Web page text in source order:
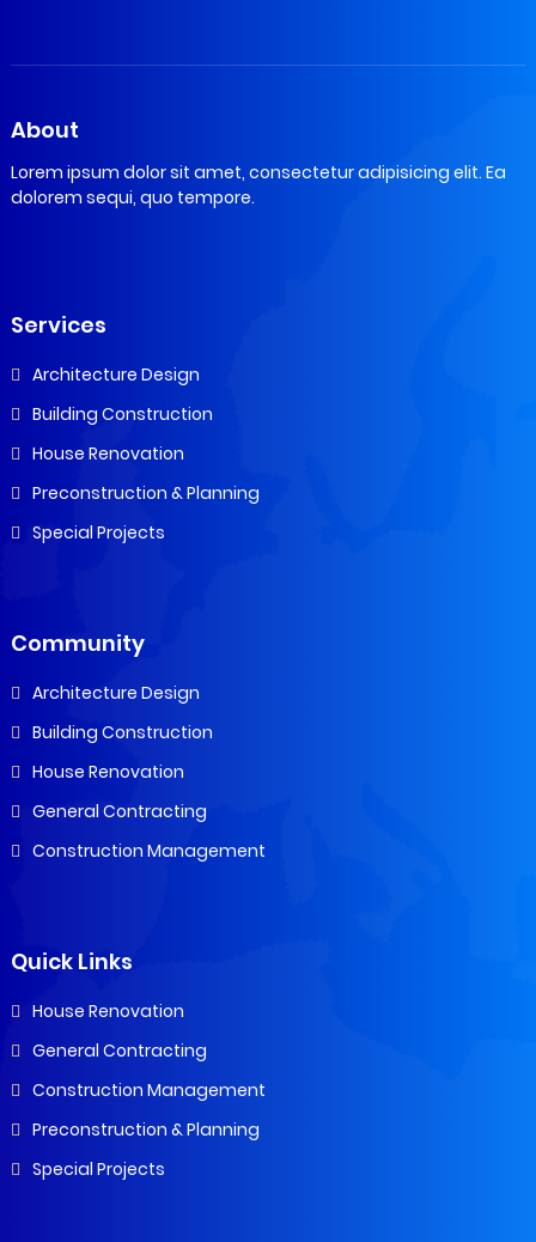
About
Lorem ipsum dolor sit amet, consectetur adipisicing elit. Ea
dolorem sequi, quo tempore.
Services
Architecture Design
Building Construction
House Renovation
Preconstruction & Planning
Special Projects
Community
Architecture Design
Building Construction
House Renovation
General Contracting
Construction Management
Quick Links
House Renovation
General Contracting
Construction Management
Preconstruction & Planning
Special Projects